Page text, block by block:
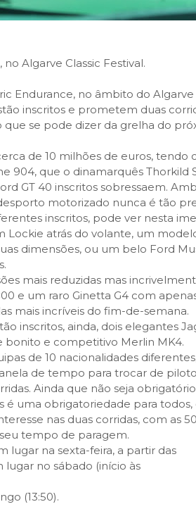
Algarve Classic Festival.
Endurance, no âmbito do
inscritos e prometem duas
que se pode dizer da grelha do
de 10 milhões de euros, tendo
904, que o dinamarquês Thorkild
GT 40 inscritos sobressaem.
motorizado nunca é tão
inscritos, pode ver nesta
Lockie atrás do volante, um
dimensões, ou um belo Ford
mais reduzidas mas
e um raro Ginetta G4 com
mais incríveis do fim-de-semana.
inscritos, ainda, dois elegantes
bonito e competitivo Merlin MK4.
de 10 nacionalidades
de tempo para trocar de
Ainda que não seja
é uma obrigatoriedade para
nas duas corridas, com as
tempo de paragem.
lugar na sexta-feira, a partir das
lugar no sábado (início às
(13:50).